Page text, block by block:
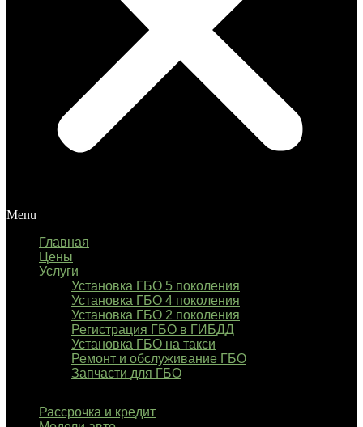
Menu
Главная
Цены
Услуги
Установка ГБО 5 поколения
Установка ГБО 4 поколения
Установка ГБО 2 поколения
Регистрация ГБО в ГИБДД
Установка ГБО на такси
Ремонт и обслуживание ГБО
Запчасти для ГБО
Рассрочка и кредит